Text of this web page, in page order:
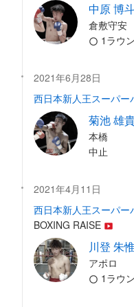
中原 博
倉敷守安
1ラウ
2021年6月28日
西日本新人王スーパー
菊池 雄
本橋
中止
2021年4月11日
西日本新人王スーパー
BOXING RAISE
川登 朱
アポロ
1ラウ